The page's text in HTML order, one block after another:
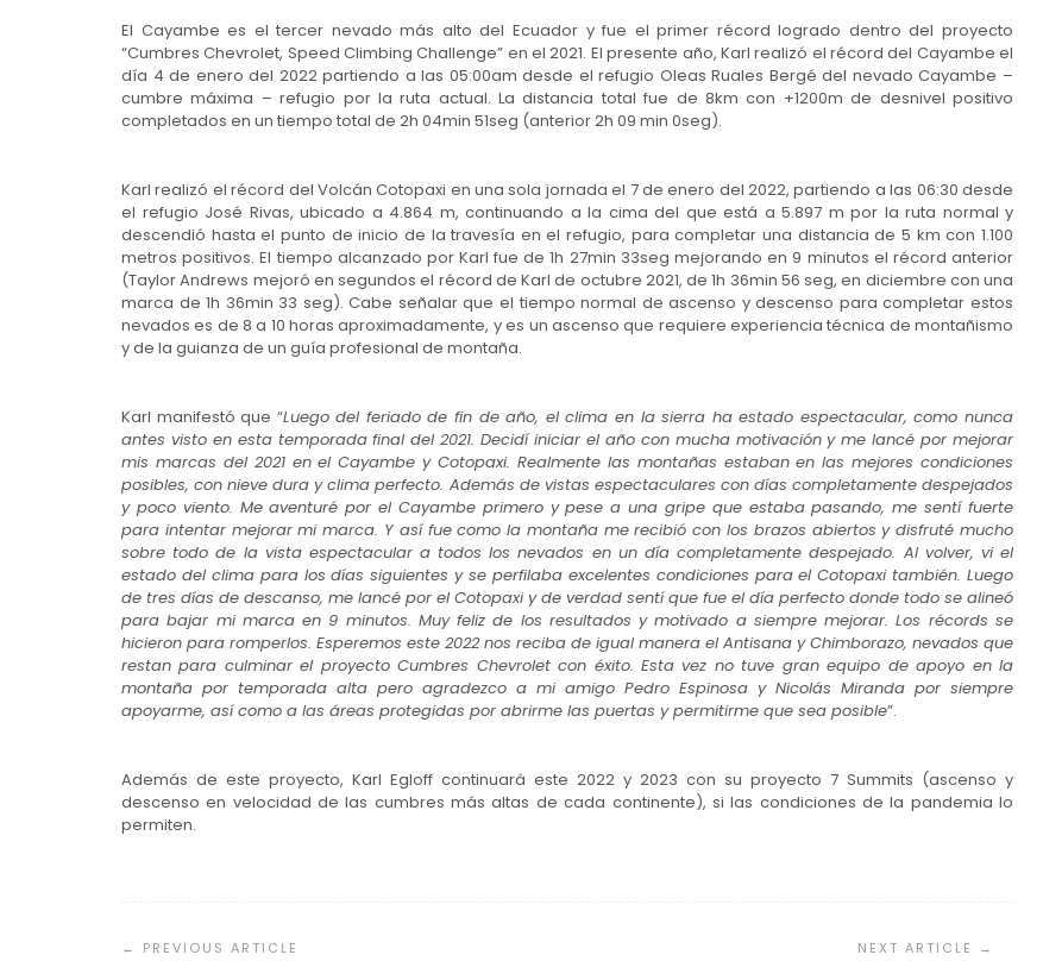
El Cayambe es el tercer nevado más alto del Ecuador y fue el primer récord logrado dentro del proyecto
“Cumbres Chevrolet, Speed Climbing Challenge” en el 2021. El presente año, Karl realizó el récord del Cayambe el
día 4 de enero del 2022 partiendo a las 05:00am desde el refugio Oleas Ruales Bergé del nevado Cayambe –
cumbre máxima – refugio por la ruta actual. La distancia total fue de 8km con +1200m de desnivel positivo
completados en un tiempo total de 2h 04min 51seg (anterior 2h 09 min 0seg).
Karl realizó el récord del Volcán Cotopaxi en una sola jornada el 7 de enero del 2022, partiendo a las 06:30 desde
el refugio José Rivas, ubicado a 4.864 m, continuando a la cima del que está a 5.897 m por la ruta normal y
descendió hasta el punto de inicio de la travesía en el refugio, para completar una distancia de 5 km con 1.100
metros positivos. El tiempo alcanzado por Karl fue de 1h 27min 33seg mejorando en 9 minutos el récord anterior
(Taylor Andrews mejoró en segundos el récord de Karl de octubre 2021, de 1h 36min 56 seg, en diciembre con una
marca de 1h 36min 33 seg). Cabe señalar que el tiempo normal de ascenso y descenso para completar estos
nevados es de 8 a 10 horas aproximadamente, y es un ascenso que requiere experiencia técnica de montañismo
y de la guianza de un guía profesional de montaña.
Karl manifestó que “Luego del feriado de fin de año, el clima en la sierra ha estado espectacular, como nunca
antes visto en esta temporada final del 2021. Decidí iniciar el año con mucha motivación y me lancé por mejorar
mis marcas del 2021 en el Cayambe y Cotopaxi. Realmente las montañas estaban en las mejores condiciones
posibles, con nieve dura y clima perfecto. Además de vistas espectaculares con días completamente despejados
y poco viento. Me aventuré por el Cayambe primero y pese a una gripe que estaba pasando, me sentí fuerte
para intentar mejorar mi marca. Y así fue como la montaña me recibió con los brazos abiertos y disfruté mucho
sobre todo de la vista espectacular a todos los nevados en un día completamente despejado. Al volver, vi el
estado del clima para los días siguientes y se perfilaba excelentes condiciones para el Cotopaxi también. Luego
de tres días de descanso, me lancé por el Cotopaxi y de verdad sentí que fue el día perfecto donde todo se alineó
para bajar mi marca en 9 minutos. Muy feliz de los resultados y motivado a siempre mejorar. Los récords se
hicieron para romperlos. Esperemos este 2022 nos reciba de igual manera el Antisana y Chimborazo, nevados que
restan para culminar el proyecto Cumbres Chevrolet con éxito. Esta vez no tuve gran equipo de apoyo en la
montaña por temporada alta pero agradezco a mi amigo Pedro Espinosa y Nicolás Miranda por siempre
apoyarme, así como a las áreas protegidas por abrirme las puertas y permitirme que sea posible”.
Además de este proyecto, Karl Egloff continuará este 2022 y 2023 con su proyecto 7 Summits (ascenso y
descenso en velocidad de las cumbres más altas de cada continente), si las condiciones de la pandemia lo
permiten.
de